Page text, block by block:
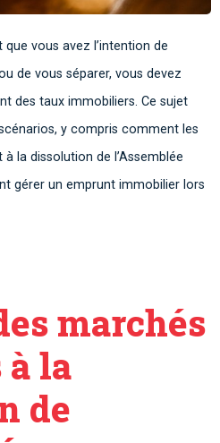
vous avez l’intention de
de vous séparer, vous devez
des taux immobiliers. Ce sujet
y compris comment les
la dissolution de l’Assemblée
gérer un emprunt immobilier lors
marchés
la
de